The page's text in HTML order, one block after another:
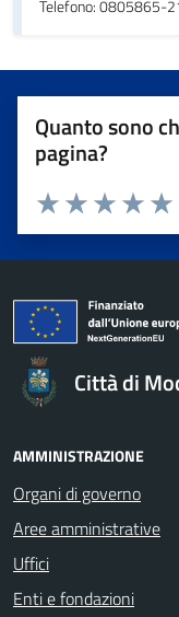
Telefono: 0805865-
Quanto sono
pagina?
Valuta da 1 a 5 stelle la
Valuta
Valuta 3
Valuta 2 stelle
Valuta 1 stelle su 5
Città di
AMMINISTRAZIONE
Organi di governo
Aree amministrative
Uffici
Enti e fondazioni